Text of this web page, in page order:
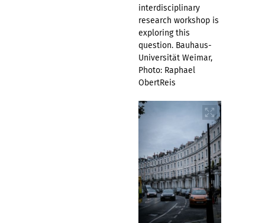
interdisciplinary
research workshop is
exploring this
question. Bauhaus-
Universität Weimar,
Photo: Raphael
ObertReis